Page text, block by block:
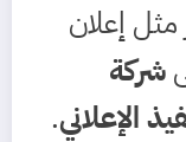
إعلان
شركة
الإعلاني.